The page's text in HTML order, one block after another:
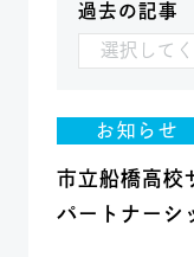
過去の記事
お知らせ
市立船橋高校
パートナーシ